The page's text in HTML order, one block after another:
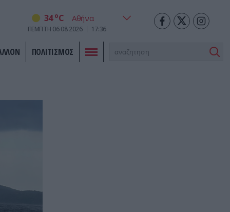
34 oC
ΠΕΜΠΤΗ 06 08 2026 17:36
ΠΟΛΙΤΙΣΜΟΣ